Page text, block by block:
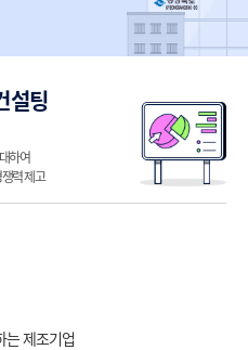
설팅
하여
력 제고
는 제조기업